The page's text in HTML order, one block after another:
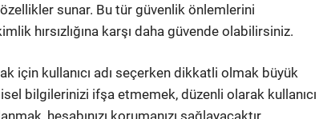
sunar. Bu tür güvenlik önlemlerini
hırsızlığına karşı daha güvende olabilirsiniz.
için kullanıcı adı seçerken dikkatli olmak büyük
bilgilerinizi ifşa etmemek, düzenli olarak kullanıcı
hesabınızı korumanızı sağlayacaktır.